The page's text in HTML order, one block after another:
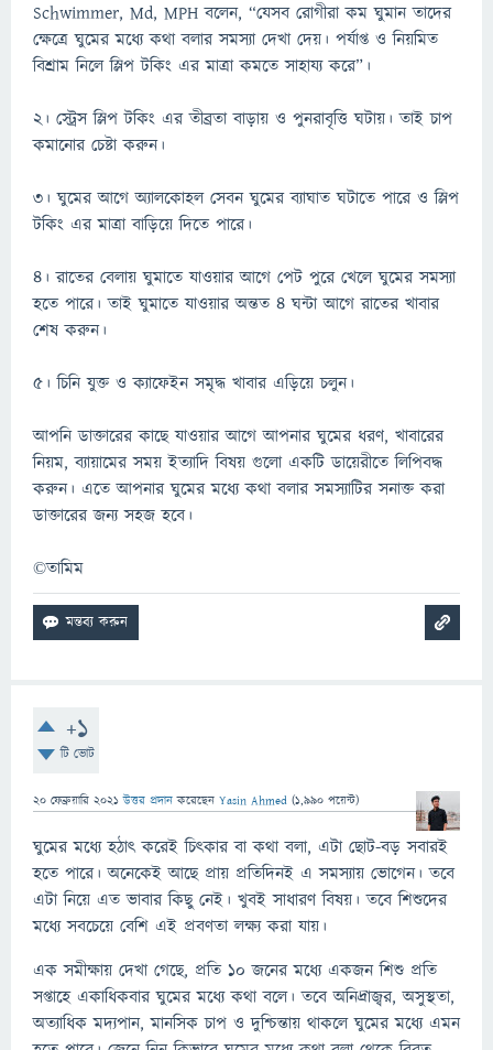
Schwimmer, Md, MPH বলেন, “যেসব রোগীরা কম ঘুমান তাদের
ক্ষেত্রে ঘুমের মধ্যে কথা বলার সমস্যা দেখা দেয়। পর্যাপ্ত ও নিয়মিত
বিশ্রাম নিলে স্লিপ টকিং এর মাত্রা কমতে সাহায্য করে”।
২। স্ট্রেস স্লিপ টকিং এর তীব্রতা বাড়ায় ও পুনরাবৃত্তি ঘটায়। তাই চাপ
কমানোর চেষ্টা করুন।
৩। ঘুমের আগে অ্যালকোহল সেবন ঘুমের ব্যাঘাত ঘটাতে পারে ও স্লিপ
টকিং এর মাত্রা বাড়িয়ে দিতে পারে।
৪। রাতের বেলায় ঘুমাতে যাওয়ার আগে পেট পুরে খেলে ঘুমের সমস্যা
হতে পারে। তাই ঘুমাতে যাওয়ার অন্তত ৪ ঘন্টা আগে রাতের খাবার
শেষ করুন।
৫। চিনি যুক্ত ও ক্যাফেইন সমৃদ্ধ খাবার এড়িয়ে চলুন।
আপনি ডাক্তারের কাছে যাওয়ার আগে আপনার ঘুমের ধরণ, খাবারের
নিয়ম, ব্যায়ামের সময় ইত্যাদি বিষয় গুলো একটি ডায়েরীতে লিপিবদ্ধ
করুন। এতে আপনার ঘুমের মধ্যে কথা বলার সমস্যাটির সনাক্ত করা
ডাক্তারের জন্য সহজ হবে।
©তামিম
+1
টি ভোট
20 ফেব্রুয়ারি 2021 উত্তর প্রদান করেছেন Yasin Ahmed (1,990 পয়েন্ট)
ঘুমের মধ্যে হঠাৎ করেই চিৎকার বা কথা বলা, এটা ছোট-বড় সবারই
হতে পারে। অনেকেই আছে প্রায় প্রতিদিনই এ সমস্যায় ভোগেন। তবে
এটা নিয়ে এত ভাবার কিছু নেই। খুবই সাধারণ বিষয়। তবে শিশুদের
মধ্যে সবচেয়ে বেশি এই প্রবণতা লক্ষ্য করা যায়।
এক সমীক্ষায় দেখা গেছে, প্রতি ১০ জনের মধ্যে একজন শিশু প্রতি
সপ্তাহে একাধিকবার ঘুমের মধ্যে কথা বলে। তবে অনিদ্রাজ্বর, অসুস্থতা,
অত্যাধিক মদ্যপান, মানসিক চাপ ও দুশ্চিন্তায় থাকলে ঘুমের মধ্যে এমন